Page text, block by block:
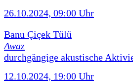
26.10.2024, 09:00 Uhr
Banu Çiçek Tülü
Awaz
durchgängige akustische
12.10.2024, 19:00 Uhr